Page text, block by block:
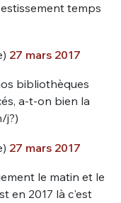
temps
27 mars 2017
bibliothèques
a-t-on bien la
j?)
27 mars 2017
le matin et le
en 2017 là c'est